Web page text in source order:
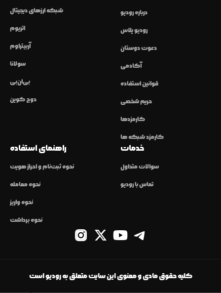
شبکه ارزهای دیجیتال
اتریوم
آربیتراوم
سولانا
بی‌ان‌بی
دوج کوین
درباره رودیو
رودیو پلاس
دعوت دوستان
آکادمی
قوانین استفاده
حریم شخصی
کارمزدها
کارمزد شبکه ها
راهنمای استفاده
نحوه ثبت‌نام و احراز هویت
نحوه معامله
نحوه واریز
نحوه برداشت
خدمات
سوالات متداول
تماس با رودیو
کلیه حقوق مادی و معنوی این سایت متعلق به رودیو است